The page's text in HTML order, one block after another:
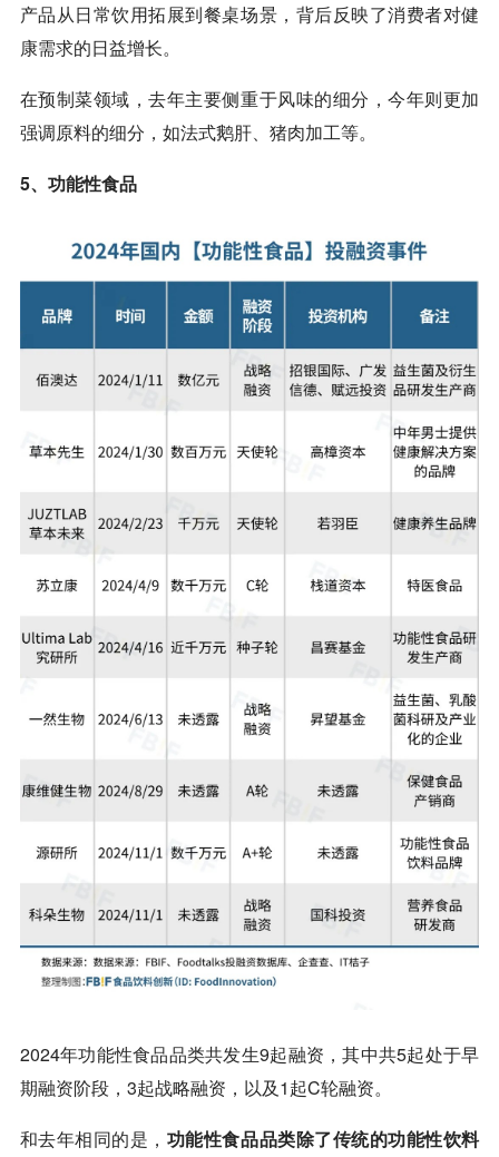
产品从日常饮用拓展到餐桌场景，背后反映了消费者对健
康需求的日益增长。
在预制菜领域，去年主要侧重于风味的细分，今年则更加
强调原料的细分，如法式鹅肝、猪肉加工等。
5、功能性食品
2024年功能性食品品类共发生9起融资，其中共5起处于早
期融资阶段，3起战略融资，以及1起C轮融资。
和去年相同的是， 功能性食品品类除了传统的功能性饮料